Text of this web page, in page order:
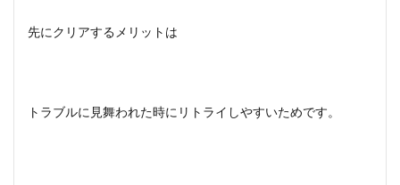
先にクリアするメリットは
トラブルに見舞われた時にリトライしやすいためです。